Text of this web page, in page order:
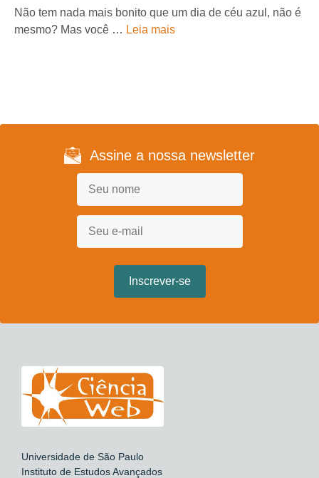
Não tem nada mais bonito que um dia de céu azul, não é
mesmo? Mas você … Leia mais
Assine a nossa newsletter
Universidade de São Paulo
Instituto de Estudos Avançados